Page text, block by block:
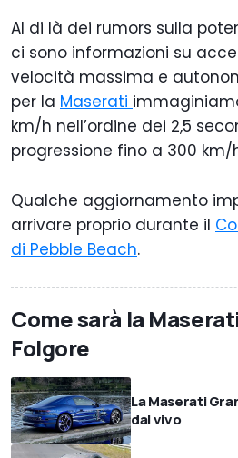
Al di là dei rumors sulla
ci sono informazioni su
velocità massima e
per la Maserati
km/h nell’ordine dei 2,5
progressione fino a 300 km/
Qualche aggiornamento
arrivare proprio durante il
di Pebble Beach.
Come sarà la
Folgore
La Maserati
dal vivo